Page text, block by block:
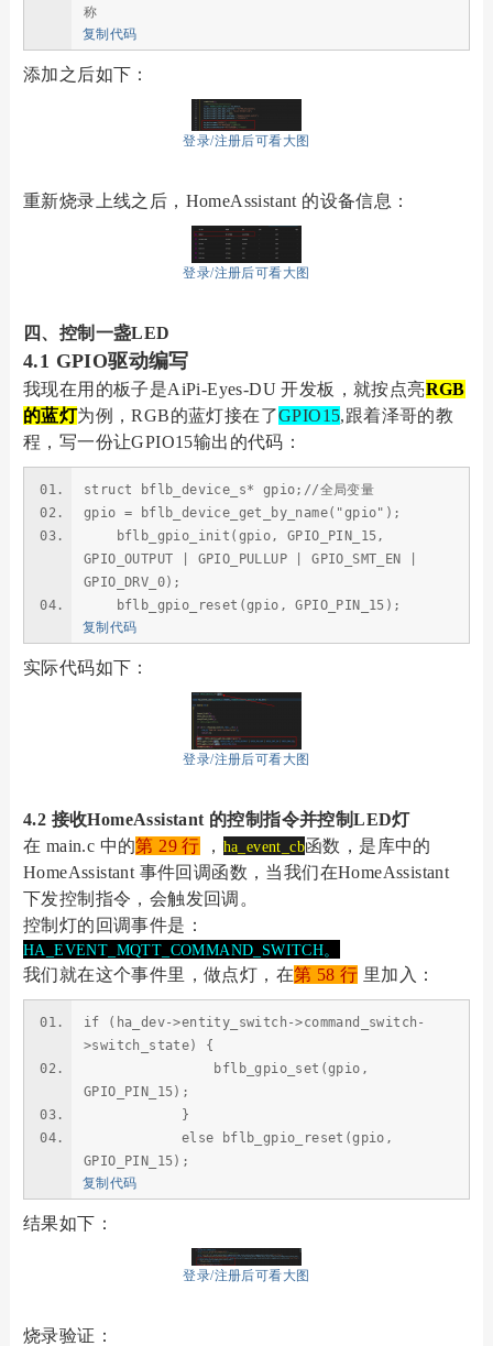
称
复制代码
添加之后如下：
登录/注册后可看大图
重新烧录上线之后，HomeAssistant 的设备信息：
登录/注册后可看大图
四、控制一盏LED
4.1 GPIO驱动编写
我现在用的板子是AiPi-Eyes-DU 开发板，就按点亮RGB
的蓝灯为例，RGB的蓝灯接在了GPIO15,跟着泽哥的教
程，写一份让GPIO15输出的代码：
struct bflb_device_s* gpio;//全局变量
gpio = bflb_device_get_by_name("gpio");
bflb_gpio_init(gpio, GPIO_PIN_15,
GPIO_OUTPUT | GPIO_PULLUP | GPIO_SMT_EN |
GPIO_DRV_0);
bflb_gpio_reset(gpio, GPIO_PIN_15);
复制代码
实际代码如下：
登录/注册后可看大图
4.2 接收HomeAssistant 的控制指令并控制LED灯
在 main.c 中的第 29 行 ， ha_event_cb函数，是库中的
HomeAssistant 事件回调函数，当我们在HomeAssistant
下发控制指令，会触发回调。
控制灯的回调事件是：
HA_EVENT_MQTT_COMMAND_SWITCH。
我们就在这个事件里，做点灯，在第 58 行 里加入：
if (ha_dev->entity_switch->command_switch-
>switch_state) {
bflb_gpio_set(gpio,
GPIO_PIN_15);
}
else bflb_gpio_reset(gpio,
GPIO_PIN_15);
复制代码
结果如下：
登录/注册后可看大图
烧录验证：